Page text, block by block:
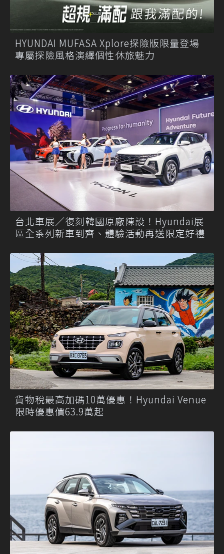
HYUNDAI MUFASA Xplore探險版限量登場
專屬探險風格演繹個性休旅魅力
台北車展／復刻韓國原廠陳設！Hyundai展
區全系列新車到齊、體驗活動再送限定好禮
貨物稅最高加碼10萬優惠！Hyundai Venue
限時優惠價63.9萬起